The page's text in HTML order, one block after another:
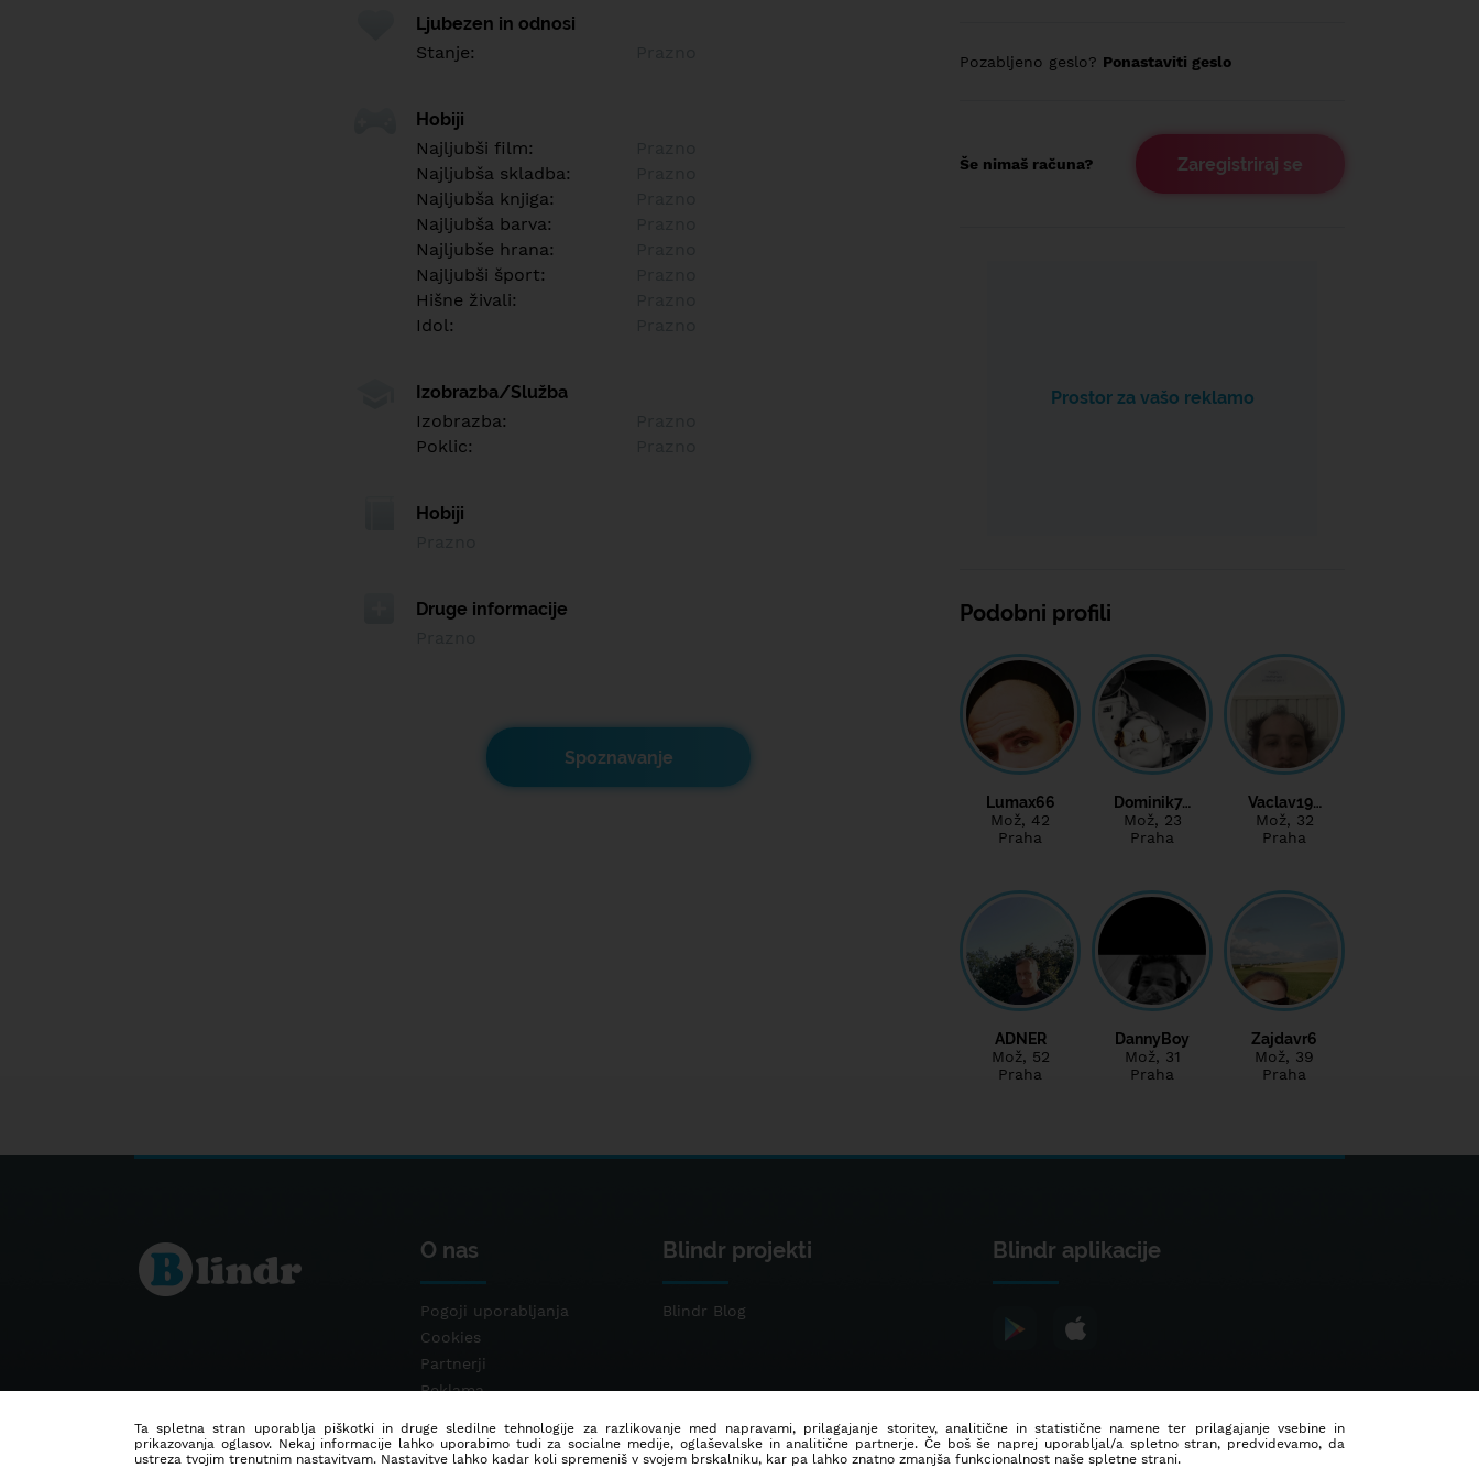
Ljubezen in odnosi
Stanje:
Hobiji
Najljubši film:
Najljubša skladba:
Najljubša knjiga:
Najljubša barva:
Najljubše hrana:
Najljubši šport:
Hišne živali:
Idol:
Izobrazba/Služba
Izobrazba:
Poklic:
Hobiji
Druge informacije
Spoznavanje
Pozabljeno geslo? Ponastaviti geslo
Še nimaš računa? Zaregistriraj se
Prostor za vašo reklamo
Podobni profili
Lumax66
Mož, 42
Praha
Dominik7…
Mož, 23
Praha
Vaclav19…
Mož, 32
Praha
ADNER
Mož, 52
Praha
DannyBoy
Mož, 31
Praha
Zajdavr6
Mož, 39
Praha
O nas
Pogoji uporabljanja
Cookies
Partnerji
Reklama
Blindr projekti
Blindr Blog
Blindr aplikacije
Ta spletna stran uporablja piškotki in druge sledilne tehnologije za razlikovanje med napravami, prilagajanje storitev, analitične in statistične namene ter prilagajanje vsebine in
prikazovanja oglasov. Nekaj informacije lahko uporabimo tudi za socialne medije, oglaševalske in analitične partnerje. Če boš še naprej uporabljal/a spletno stran, predvidevamo, da
ustreza tvojim trenutnim nastavitvam. Nastavitve lahko kadar koli spremeniš v svojem brskalniku, kar pa lahko znatno zmanjša funkcionalnost naše spletne strani.